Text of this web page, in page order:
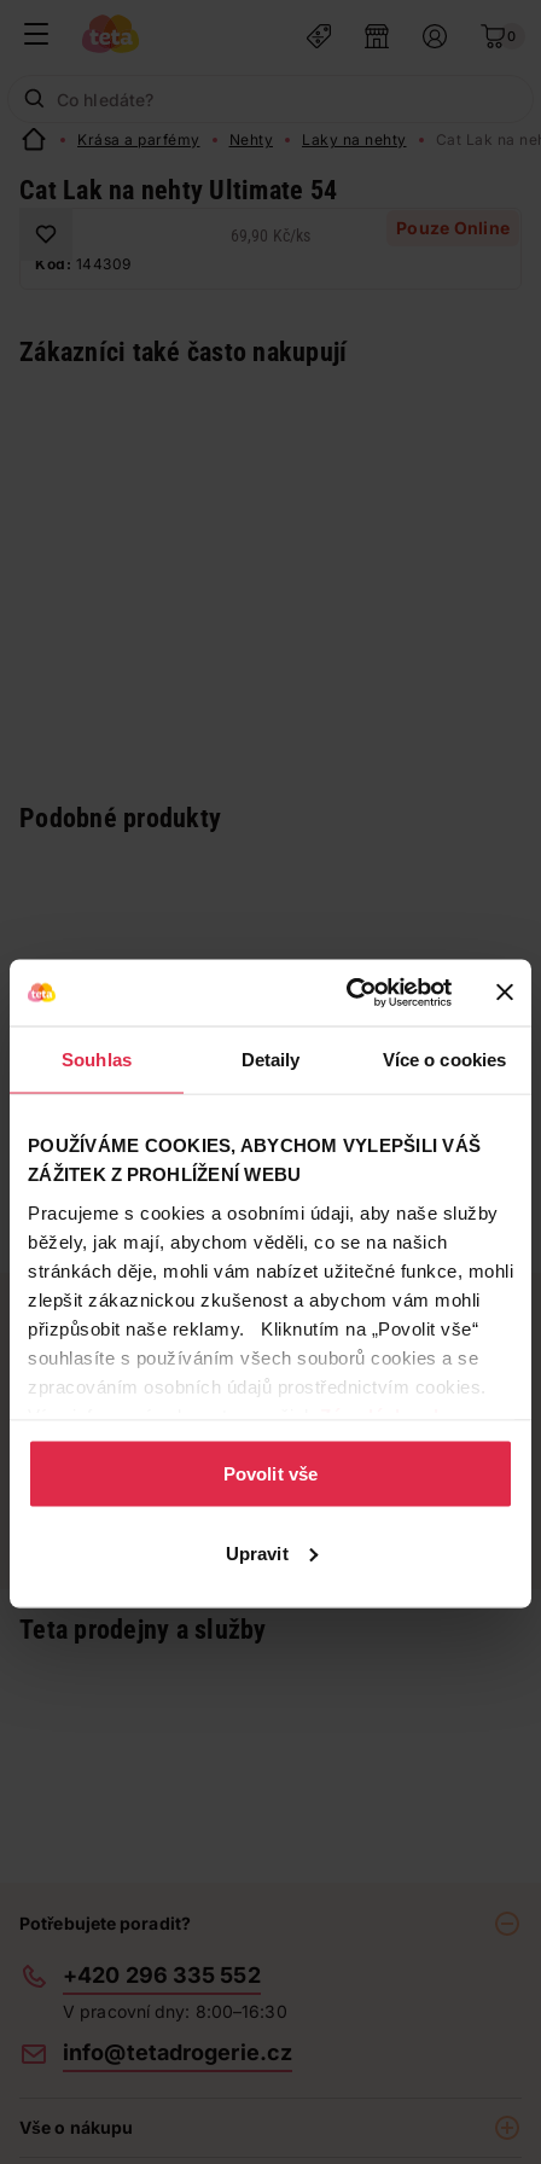
Souhlas Detaily Více o cookies
POUŽÍVÁME COOKIES, ABYCHOM VYLEPŠILI VÁŠ
ZÁŽITEK Z PROHLÍŽENÍ WEBU
Pracujeme s cookies a osobními údaji, aby naše služby
běžely, jak mají, abychom věděli, co se na našich
stránkách děje, mohli vám nabízet užitečné funkce, mohli
zlepšit zákaznickou zkušenost a abychom vám mohli
přizpůsobit naše reklamy. Kliknutím na „Povolit vše“
souhlasíte s používáním všech souborů cookies a se
zpracováním osobních údajů prostřednictvím cookies.
osobních údajů.
Povolit vše
Upravit
0
Krása a parfémy Nehty Laky na nehty Cat Lak na
Cat Lak na nehty Ultimate 54
Pouze Online
69,90 Kč/ks
Kód: 144309
Zákazníci také často nakupují
Podobné produkty
Doručení zdarma
při nákupu nad 1 200 Kč
Věrnostní slevy
ušetřete s Teta klubem
Vyzvednutí na
Široká síť prodejen
Teta prodejny a služby
Potřebujete poradit?
+420 296 335 552
V pracovní dny: 8:00–16:30
info@tetadrogerie.cz
Vše o nákupu